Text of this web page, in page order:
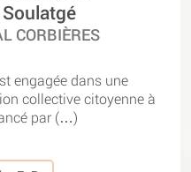
CORBIÈRES
engagée dans une
collective citoyenne à
par (…)